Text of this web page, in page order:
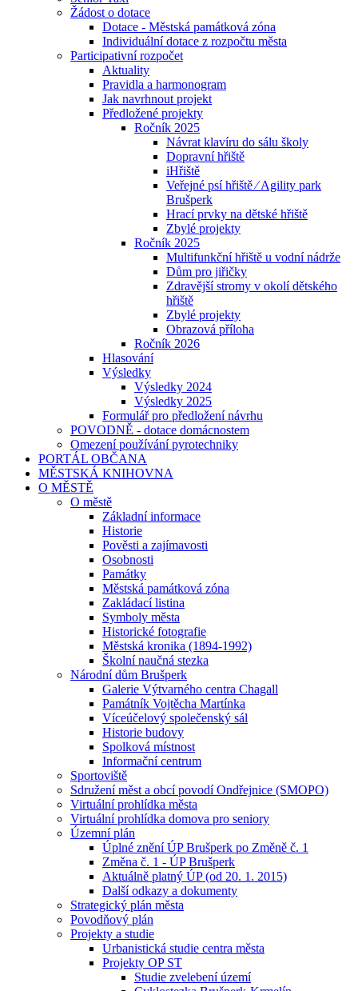
Žádost o dotace
Dotace - Městská památková zóna
Individuální dotace z rozpočtu města
Participativní rozpočet
Aktuality
Pravidla a harmonogram
Jak navrhnout projekt
Předložené projekty
Ročník 2025
Návrat klavíru do sálu školy
Dopravní hřiště
iHřiště
Veřejné psí hřiště ⁄ Agility park
Brušperk
Hrací prvky na dětské hřiště
Zbylé projekty
Ročník 2025
Multifunkční hřiště u vodní nádrže
Dům pro jiřičky
Zdravější stromy v okolí dětského
hřiště
Zbylé projekty
Obrazová příloha
Ročník 2026
Hlasování
Výsledky
Výsledky 2024
Výsledky 2025
Formulář pro předložení návrhu
POVODNĚ - dotace domácnostem
Omezení používání pyrotechniky
PORTÁL OBČANA
MĚSTSKÁ KNIHOVNA
O MĚSTĚ
O městě
Základní informace
Historie
Pověsti a zajímavosti
Osobnosti
Památky
Městská památková zóna
Zakládací listina
Symboly města
Historické fotografie
Městská kronika (1894-1992)
Školní naučná stezka
Národní dům Brušperk
Galerie Výtvarného centra Chagall
Památník Vojtěcha Martínka
Víceúčelový společenský sál
Historie budovy
Spolková místnost
Informační centrum
Sportoviště
Sdružení měst a obcí povodí Ondřejnice (SMOPO)
Virtuální prohlídka města
Virtuální prohlídka domova pro seniory
Územní plán
Úplné znění ÚP Brušperk po Změně č. 1
Změna č. 1 - ÚP Brušperk
Aktuálně platný ÚP (od 20. 1. 2015)
Další odkazy a dokumenty
Strategický plán města
Povodňový plán
Projekty a studie
Urbanistická studie centra města
Projekty OP ST
Studie zvelebení území